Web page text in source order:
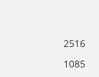
2516
1085